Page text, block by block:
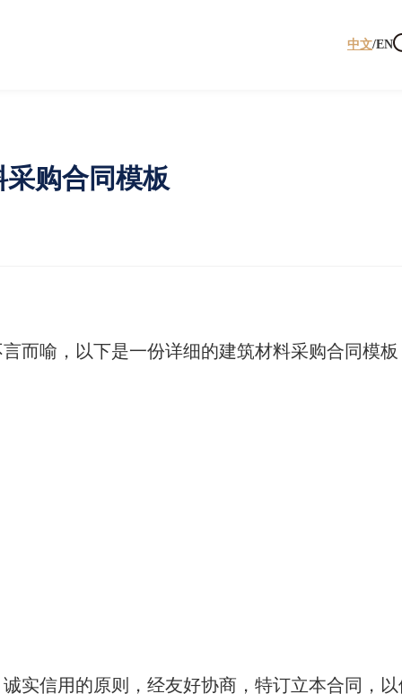
中文/EN
采购合同模板
而喻，以下是一份详细的建筑材料采购合同模板
实信用的原则，经友好协商，特订立本合同，以